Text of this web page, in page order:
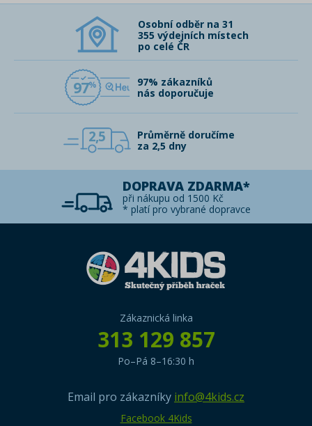
Osobní odběr na 31
355 výdejních místech
po celé ČR
97
97% zákazníků
nás doporučuje
2,5
Průměrně doručíme
za 2,5 dny
DOPRAVA ZDARMA*
při nákupu od 1500 Kč
* platí pro vybrané dopravce
Zákaznická linka
313 129 857
Po–Pá 8–16:30 h
Email pro zákazníky info@4kids.cz
Facebook 4Kids